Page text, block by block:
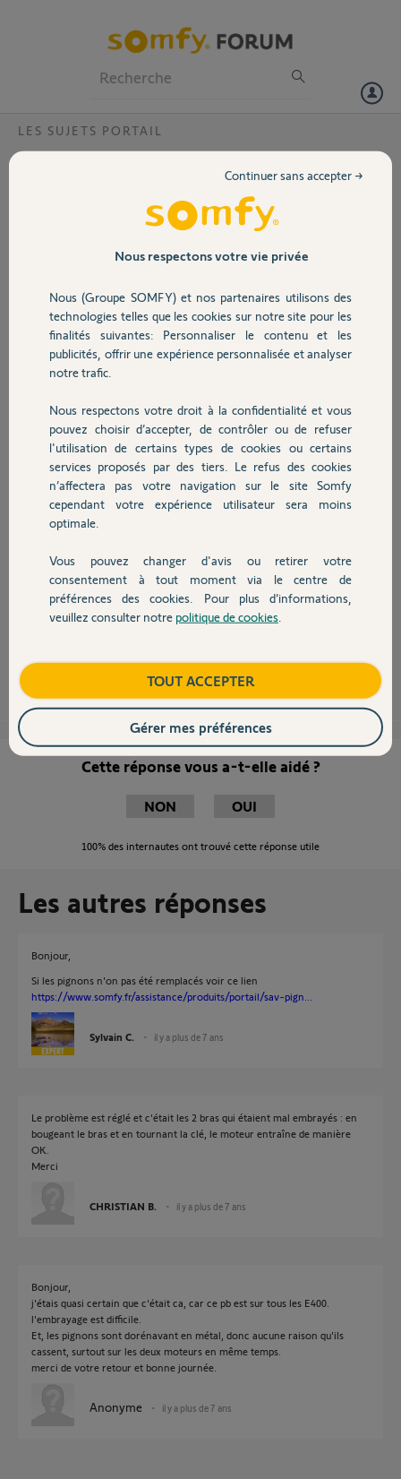
Volet
Sécurité
Domotique
Chauffage
Autres produits
Devis avec un pro
Contact
LES SUJETS PORTAIL
Moteur Evolvia ne s'arrete pas
Apres RAZ et appui touche 1 télécommande,le portail s'ouvre mais
les 2 moteurs continuent de fonctionner , les battants arrivés en
Pour les arrêter, appui sur touche 1.
Si appui de nouveau sur touche 1, les moteurs se remettent en
Problème d'électronique ou d'usure des pignons?
Le portail a 10 ans.
CHRISTIAN B.
il y a plus de 7 ans
Participer au fil de discussion
bonjour,
Je pencherais pour la cloche pignons, mais sur les deux moteurs en
Commencez par vérifier l'embrayage, il faut bien remuer le bras tout en
tournant la clef et aller un peu plus loin que le repère jaune.
Faites-nous une vidéo sonore des deux moteurs.
tenez-nous informés.
Anonyme il y a plus de 7 ans
Cette réponse vous a-t-elle aidé ?
NON OUI
100% des internautes ont trouvé cette réponse utile
Les autres réponses
Bonjour,
Si les pignons n'on pas été remplacés voir ce lien
https://www.somfy.fr/assistance/produits/portail/sav-pign...
Sylvain C. il y a plus de 7 ans
Le problème est réglé et c'était les 2 bras qui étaient mal embrayés : en
bougeant le bras et en tournant la clé, le moteur entraîne de manière
OK.
Merci
CHRISTIAN B. il y a plus de 7 ans
Bonjour,
j'étais quasi certain que c'était ca, car ce pb est sur tous les E400.
l'embrayage est difficile.
Et, les pignons sont dorénavant en métal, donc aucune raison qu'ils
cassent, surtout sur les deux moteurs en même temps.
merci de votre retour et bonne journée.
Anonyme il y a plus de 7 ans
Nous respectons votre vie privée
Nous (Groupe SOMFY) et nos partenaires utilisons des
technologies telles que les cookies sur notre site pour les
finalités suivantes: Personnaliser le contenu et les
publicités, offrir une expérience personnalisée et analyser
notre trafic.
Nous respectons votre droit à la confidentialité et vous
pouvez choisir d’accepter, de contrôler ou de refuser
l'utilisation de certains types de cookies ou certains
services proposés par des tiers. Le refus des cookies
n’affectera pas votre navigation sur le site Somfy
cependant votre expérience utilisateur sera moins
optimale.
Vous pouvez changer d'avis ou retirer votre
consentement à tout moment via le centre de
préférences des cookies. Pour plus d’informations,
veuillez consulter notre politique de cookies
Continuer sans accepter →
TOUT ACCEPTER
Gérer mes préférences